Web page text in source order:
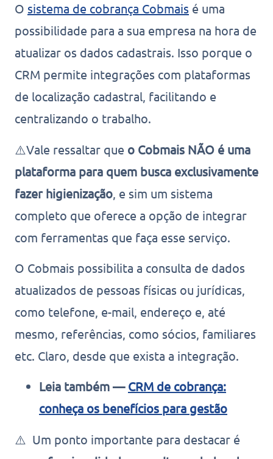
O sistema de cobrança Cobmais é uma
possibilidade para a sua empresa na hora de
atualizar os dados cadastrais. Isso porque o
CRM permite integrações com plataformas
de localização cadastral, facilitando e
centralizando o trabalho.
⚠️Vale ressaltar que o Cobmais NÃO é uma
plataforma para quem busca exclusivamente
fazer higienização , e sim um sistema
completo que oferece a opção de integrar
com ferramentas que faça esse serviço.
O Cobmais possibilita a consulta de dados
atualizados de pessoas físicas ou jurídicas,
como telefone, e-mail, endereço e, até
mesmo, referências, como sócios, familiares
etc. Claro, desde que exista a integração.
Leia também — CRM de cobrança:
conheça os benefícios para gestão
⚠️ Um ponto importante para destacar é